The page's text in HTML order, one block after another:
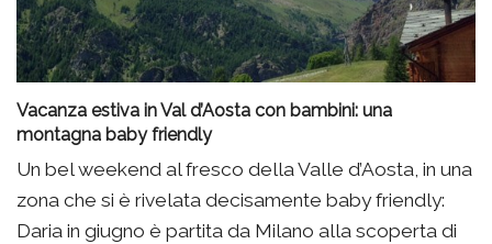
Vacanza estiva in Val d’Aosta con bambini: una
montagna baby friendly
Un bel weekend al fresco della Valle d’Aosta, in una
zona che si è rivelata decisamente baby friendly:
Daria in giugno è partita da Milano alla scoperta di